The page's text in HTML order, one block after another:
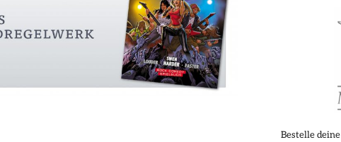
Bestelle deine